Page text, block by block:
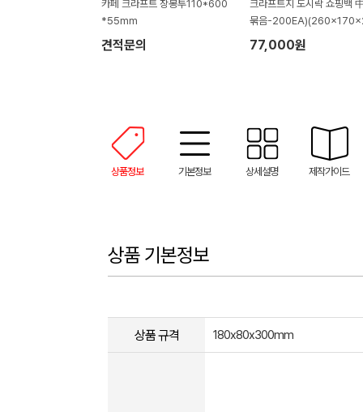
카페 크라프트 창봉투110*600
*55mm
견적문의
크라프트지 도시락 쇼핑백
묶음-
0mm)
77,000원
상품정보 기본정보 상세설명 제작가이드
상품 기본정보
상품 규격 180x80x300mm